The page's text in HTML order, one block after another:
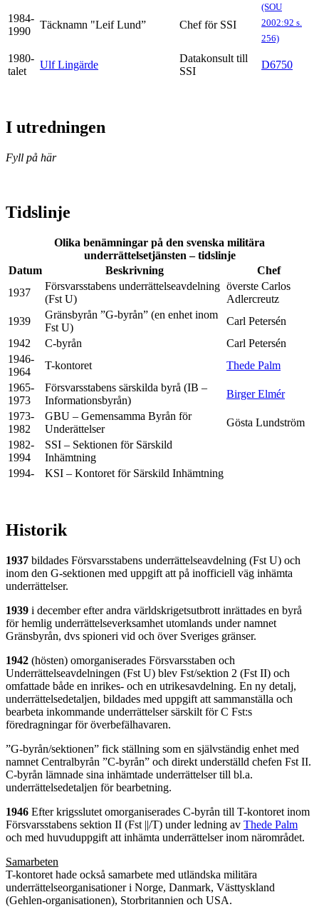
1984-
1990
Täcknamn "Leif Lund” Chef för SSI
(SOU
2002:92 s.
256)
1980-
talet
Ulf Lingärde
Datakonsult till
SSI
D6750
I utredningen
Fyll på här
Tidslinje
Olika benämningar på den svenska militära
underrättelsetjänsten – tidslinje
Datum
Beskrivning
Chef
1937
Försvarsstabens underrättelseavdelning
(Fst U)
överste Carlos
Adlercreutz
1939
Gränsbyrån ”G-byrån” (en enhet inom
Fst U)
Carl Petersén
1942
C-byrån
Carl Petersén
1946-
1964
T-kontoret
Thede Palm
1965-
1973
Försvarsstabens särskilda byrå (IB –
Informationsbyrån)
Birger Elmér
1973-
1982
GBU – Gemensamma Byrån för
Underättelser
Gösta Lundström
1982-
1994
SSI – Sektionen för Särskild
Inhämtning
1994-
KSI – Kontoret för Särskild Inhämtning
Historik
1937 bildades Försvarsstabens underrättelseavdelning (Fst U) och
inom den G-sektionen med uppgift att på inofficiell väg inhämta
underrättelser.
1939 i december efter andra världskrigetsutbrott inrättades en byrå
för hemlig underrättelseverksamhet utomlands under namnet
Gränsbyrån, dvs spioneri vid och över Sveriges gränser.
1942 (hösten) omorganiserades Försvarsstaben och
Underrättelseavdelningen (Fst U) blev Fst/sektion 2 (Fst II) och
omfattade både en inrikes- och en utrikesavdelning. En ny detalj,
underrättelsedetaljen, bildades med uppgift att sammanställa och
bearbeta inkommande underrättelser särskilt för C Fst:s
föredragningar för överbefälhavaren.
”G-byrån/sektionen” fick ställning som en självständig enhet med
namnet Centralbyrån ”C-byrån” och direkt underställd chefen Fst II.
C-byrån lämnade sina inhämtade underrättelser till bl.a.
underrättelsedetaljen för bearbetning.
1946 Efter krigsslutet omorganiserades C-byrån till T-kontoret inom
Försvarsstabens sektion II (Fst ||/T) under ledning av Thede Palm
och med huvuduppgift att inhämta underrättelser inom närområdet.
Samarbeten
T-kontoret hade också samarbete med utländska militära
underrättelseorganisationer i Norge, Danmark, Västtyskland
(Gehlen-organisationen), Storbritannien och USA.